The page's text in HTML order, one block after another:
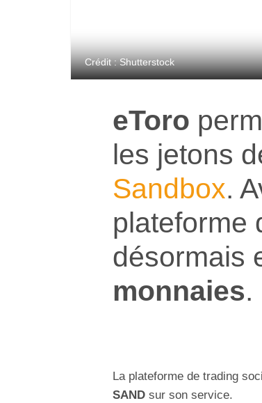
Crédit : Shutterstock
eToro
les jetons
Sandbox.
plateforme
désormais
monnaies.
La plateforme de trading
SAND sur son service.